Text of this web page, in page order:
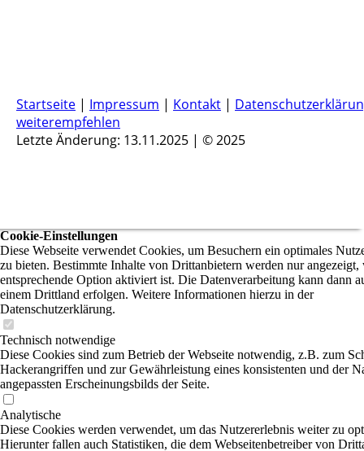
Startseite | Impressum | Kontakt |
weiterempfehlen
Letzte Änderung: 13.11.2025 | © 2025
Cookie-Einstellungen
Diese Webseite verwendet Cookies, um Besuchern ein optimales
zu bieten. Bestimmte Inhalte von Drittanbietern werden nur angezeigt,
entsprechende Option aktiviert ist. Die Datenverarbeitung kann dann
einem Drittland erfolgen. Weitere Informationen hierzu in der
Datenschutzerklärung.
Technisch notwendige
Diese Cookies sind zum Betrieb der Webseite notwendig, z.B. zum
Hackerangriffen und zur Gewährleistung eines konsistenten und der
angepassten Erscheinungsbilds der Seite.
Analytische
Diese Cookies werden verwendet, um das Nutzererlebnis weiter zu
Hierunter fallen auch Statistiken, die dem Webseitenbetreiber von